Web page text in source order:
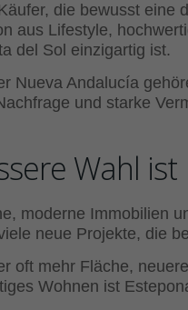
die bewusst
aus Lifestyle,
del Sol einzigartig ist.
Nueva Andalucía
und starke
Wahl ist
moderne Immobilien
neue Projekte, die
oft mehr Fläche,
Wohnen ist